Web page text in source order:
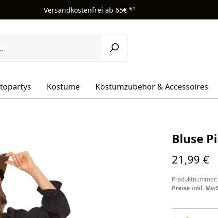
Versandkostenfrei ab 65€ *¹
Kostüme Kostümzubehör & Accessoires
Bluse
Regulärer
21,99 €
Preise inkl.